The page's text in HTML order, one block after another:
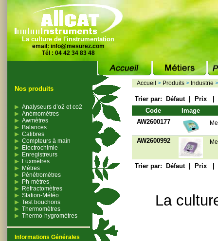
La culture de l'instrumentation
email: info@mesurez.com
Tél : 04 42 34 83 48
Nos produits
Analyseurs d’o2 et co2
Anémomètres
Awmètres
Balances
Calibres
Compteurs à main
Electrochimie
Enregistreurs
Luxmètres
Mètres
Pénétromètres
Ph-mètres
Réfractomètres
Station-Météo
Test bouchons
Thermomètres
Thermo-hygromètres
Informations Générales
Accueil > Produits > Industrie
Trier par: Défaut| Prix
Code
Image
AW2600177
AW2600992
Trier par: Défaut| Prix
La